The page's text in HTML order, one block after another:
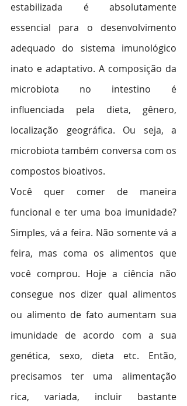
estabilizada é absolutamente
essencial para o desenvolvimento
adequado do sistema imunológico
inato e adaptativo. A composição da
microbiota no intestino é
influenciada pela dieta, gênero,
localização geográfica. Ou seja, a
microbiota também conversa com os
compostos bioativos.
Você quer comer de maneira
funcional e ter uma boa imunidade?
Simples, vá a feira. Não somente vá a
feira, mas coma os alimentos que
você comprou. Hoje a ciência não
consegue nos dizer qual alimentos
ou alimento de fato aumentam sua
imunidade de acordo com a sua
genética, sexo, dieta etc. Então,
precisamos ter uma alimentação
rica, variada, incluir bastante